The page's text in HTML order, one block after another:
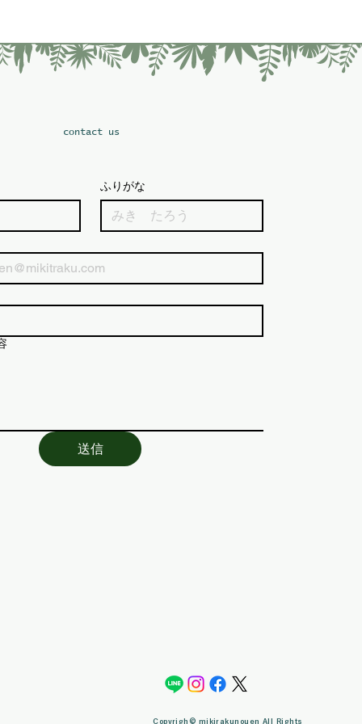
​contact us
ふりがな
送信
Copyrigh© mikirakunouen All Rights